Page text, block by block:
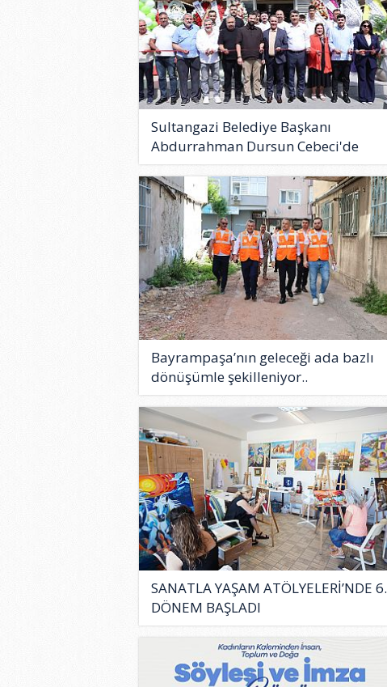
Sultangazi Belediye Başkanı
Abdurrahman Dursun Cebeci'de
Bar..
Bayrampaşa’nın geleceği ada bazlı
dönüşümle şekilleniyor..
SANATLA YAŞAM ATÖLYELERİ’NDE 6.
DÖNEM BAŞLADI